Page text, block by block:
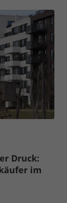
Druck:
im